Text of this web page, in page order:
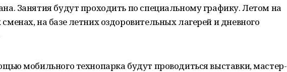
Занятия будут проходить по специальному графику. Летом на
на базе летних оздоровительных лагерей и дневного
мобильного технопарка будут проводиться выставки, мастер-